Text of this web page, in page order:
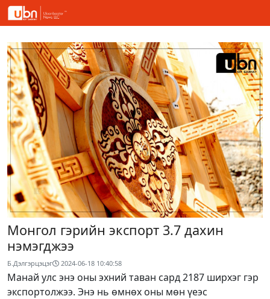
Монгол гэрийн экспорт 3.7 дахин
нэмэгджээ
Б.Дэлгэрцэцэг 2024-06-18 10:40:58
Манай улс энэ оны эхний таван сард 2187 ширхэг гэр
экспортолжээ. Энэ нь өмнөх оны мөн үеэс